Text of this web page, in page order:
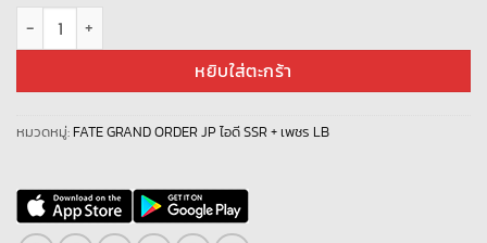
จำนวน Fate Grand Order JP LB- L1015 + เพชร 1500 + ชิ้น
หยิบใส่ตะกร้า
หมวดหมู่: FATE GRAND ORDER JP ไอดี SSR + เพชร LB